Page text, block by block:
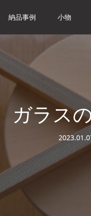
納品事例 小物
ガラス